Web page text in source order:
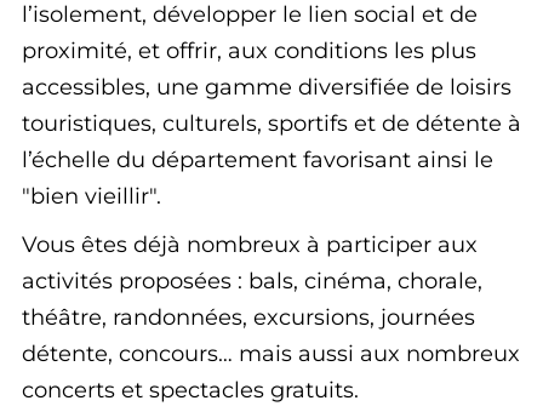
l’isolement, développer le lien social et de
proximité, et offrir, aux conditions les plus
accessibles, une gamme diversifiée de loisirs
touristiques, culturels, sportifs et de détente à
l’échelle du département favorisant ainsi le
"bien vieillir".
Vous êtes déjà nombreux à participer aux
activités proposées : bals, cinéma, chorale,
théâtre, randonnées, excursions, journées
détente, concours… mais aussi aux nombreux
concerts et spectacles gratuits.